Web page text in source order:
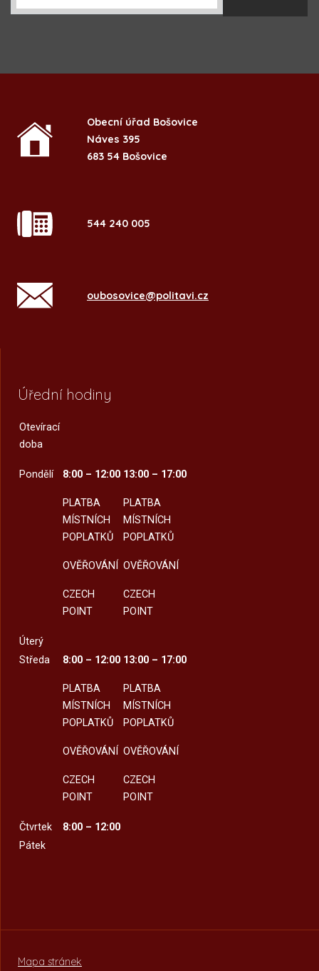
Obecní úřad Bošovice
Náves 395
683 54 Bošovice
544 240 005
oubosovice@politavi.cz
Úřední hodiny
Otevírací
doba
Pondělí 8:00 – 12:00
PLATBA
MÍSTNÍCH
POPLATKŮ
OVĚŘOVÁNÍ
CZECH
POINT
13:00 – 17:00
PLATBA
MÍSTNÍCH
POPLATKŮ
OVĚŘOVÁNÍ
CZECH
POINT
Úterý
Středa
8:00 – 12:00
PLATBA
MÍSTNÍCH
POPLATKŮ
OVĚŘOVÁNÍ
CZECH
POINT
13:00 – 17:00
PLATBA
MÍSTNÍCH
POPLATKŮ
OVĚŘOVÁNÍ
CZECH
POINT
Čtvrtek
8:00 – 12:00
Pátek
Mapa stránek